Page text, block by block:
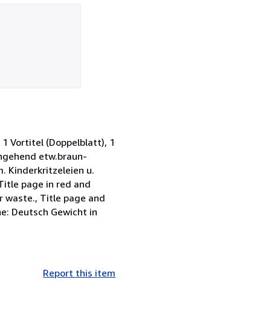
1 Vortitel (Doppelblatt), 1
etw.braun-
Kinderkritzeleien u.
page in red and
waste., Title page and
Deutsch Gewicht in
Report this item